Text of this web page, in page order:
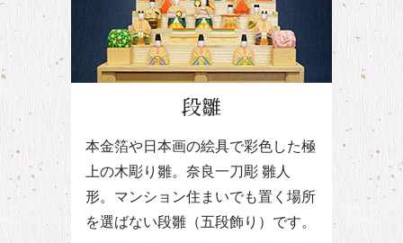
段雛
本金箔や日本画の絵具で彩色した極
上の木彫り雛。奈良一刀彫 雛人
形。マンション住まいでも置く場所
を選ばない段雛（五段飾り）です。